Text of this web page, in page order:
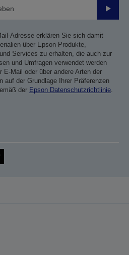
Adresse erklären Sie sich damit
über Epson Produkte,
Services zu erhalten, die auch zur
und Umfragen verwendet werden
E-Mail oder über andere Arten der
auf der Grundlage Ihrer Präferenzen
der Epson Datenschutzrichtlinie.